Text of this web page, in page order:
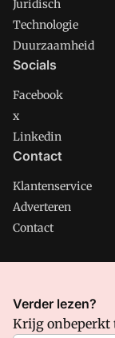
Juridisch
Technologie
Duurzaamheid
Socials
Facebook
x
Linkedin
Contact
Klantenservice
Adverteren
Contact
CMweb is
waar VMN media
Verder lezen?
Krijg onbeperkt